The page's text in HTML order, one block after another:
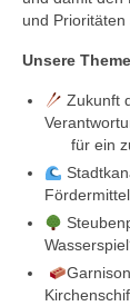
und Prioritäten
Unsere
Zukunft
für ein